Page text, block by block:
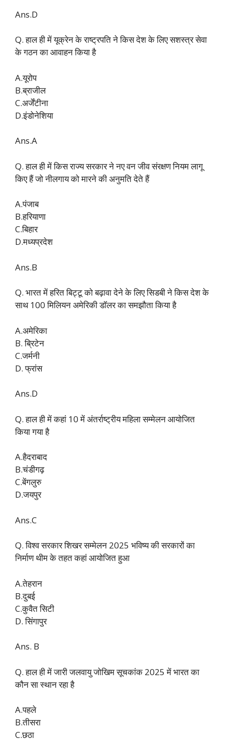
Ans.D
Q. हाल ही में यूक्रेन के राष्ट्रपति ने किस देश के लिए सशस्त्र सेवा
के गठन का आवाहन किया है
A.यूरोप
B.ब्राजील
C.अर्जेंटीना
D.इंडोनेशिया
Ans.A
Q. हाल ही में किस राज्य सरकार ने नए वन जीव संरक्षण नियम लागू
किए हैं जो नीलगाय को मारने की अनुमति देते हैं
A.पंजाब
B.हरियाणा
C.बिहार
D.मध्यप्रदेश
Ans.B
Q. भारत में हरित बिट्टू को बढ़ावा देने के लिए सिडबी ने किस देश के
साथ 100 मिलियन अमेरिकी डॉलर का समझौता किया है
A.अमेरिका
B. ब्रिटेन
C.जर्मनी
D. फ्रांस
Ans.D
Q. हाल ही में कहां 10 में अंतर्राष्ट्रीय महिला सम्मेलन आयोजित
किया गया है
A.हैदराबाद
B.चंडीगढ़
C.बेंगलुरु
D.जयपुर
Ans.C
Q. विश्व सरकार शिखर सम्मेलन 2025 भविष्य की सरकारों का
निर्माण थीम के तहत कहां आयोजित हुआ
A.तेहरान
B.दुबई
C.कुवैत सिटी
D. सिंगापुर
Ans. B
Q. हाल ही में जारी जलवायु जोखिम सूचकांक 2025 में भारत का
कौन सा स्थान रहा है
A.पहले
B.तीसरा
C.छठा